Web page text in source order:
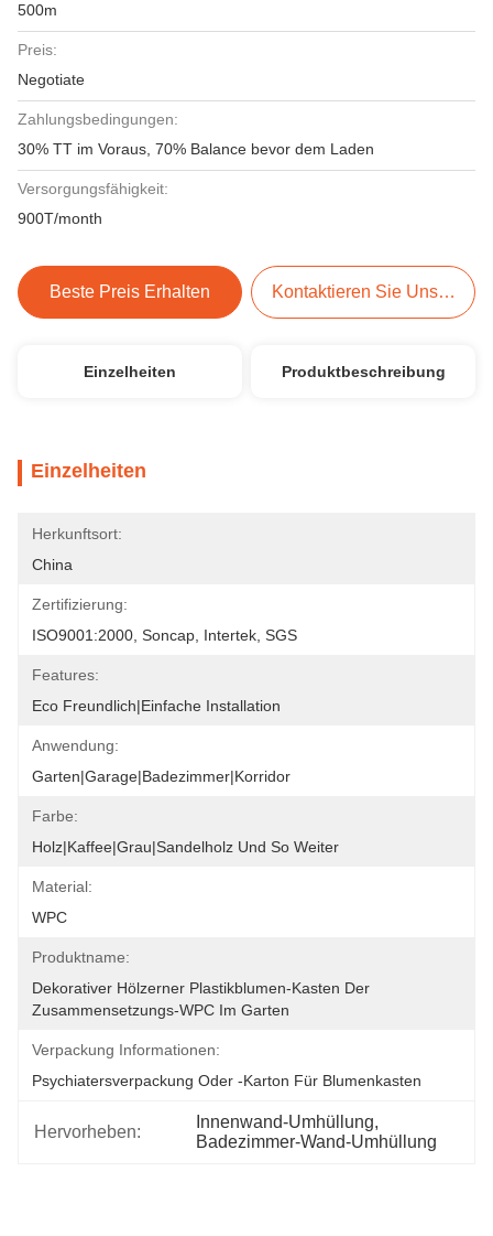
500m
Preis:
Negotiate
Zahlungsbedingungen:
30% TT im Voraus, 70% Balance bevor dem Laden
Versorgungsfähigkeit:
900T/month
Beste Preis Erhalten Kontaktieren Sie Uns Jetzt
Einzelheiten Produktbeschreibung
Einzelheiten
Herkunftsort:
China
Zertifizierung:
ISO9001:2000, Soncap, Intertek, SGS
Features:
Eco Freundlich|Einfache Installation
Anwendung:
Garten|Garage|Badezimmer|Korridor
Farbe:
Holz|Kaffee|Grau|Sandelholz Und So Weiter
Material:
WPC
Produktname:
Dekorativer Hölzerner Plastikblumen-Kasten Der
Zusammensetzungs-WPC Im Garten
Verpackung Informationen:
Psychiatersverpackung Oder -karton Für Blumenkasten
Hervorheben:
Innenwand-Umhüllung,
Badezimmer-Wand-Umhüllung